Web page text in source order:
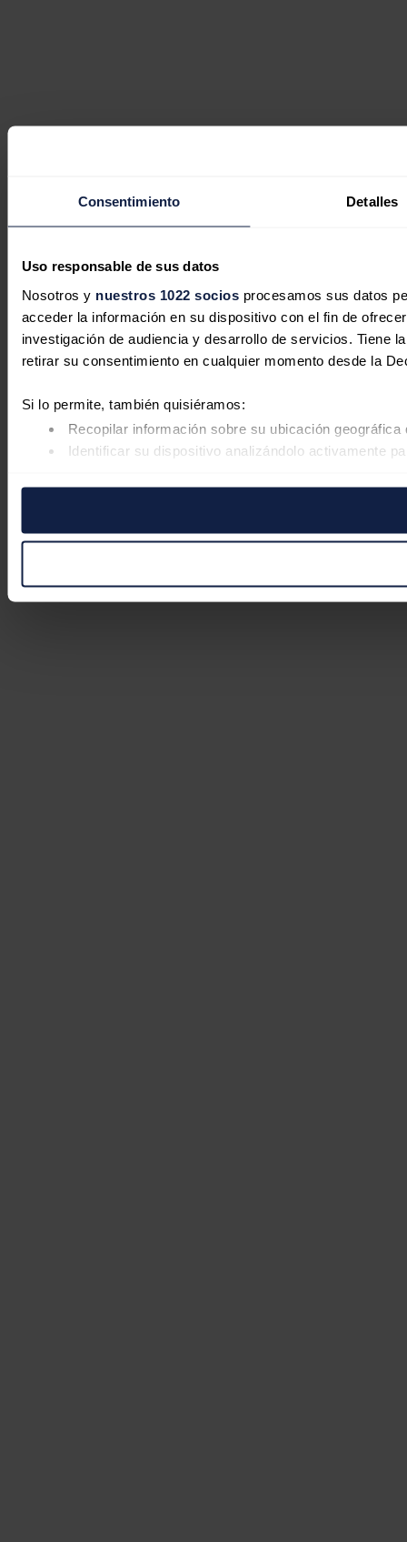
Consentimiento Detalles
Uso responsable de sus datos
Nosotros y nuestros 1022 sociosprocesamos sus datos
acceder la información en su dispositivo con el fin de
investigación de audiencia y desarrollo de servicios. Tiene
retirar su consentimiento en cualquier momento desde la
Si lo permite, también quisiéramos:
Recopilar información sobre su ubicación
Identificar su dispositivo analizándolo activamente
Las cookies de este sitio web se usan para personalizar el
pueden combinarla con otra información que les haya